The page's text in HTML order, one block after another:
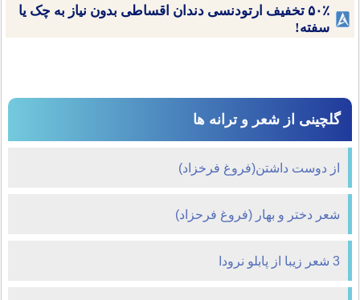
۵۰٪ تخفیف ارتودنسی دندان اقساطی بدون نیاز به چک یا
سفته!
گلچینی از شعر و ترانه ها
از دوست داشتن(فروغ فرخزاد)
شعر دختر و بهار (فروغ فرحزاد)
3 شعر زیبا از پابلو نرودا